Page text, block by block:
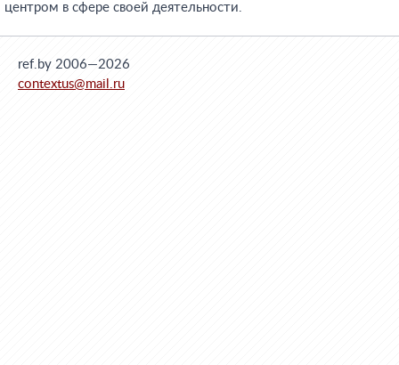
центром в сфере своей деятельности.
ref.by 2006—2026
contextus@mail.ru